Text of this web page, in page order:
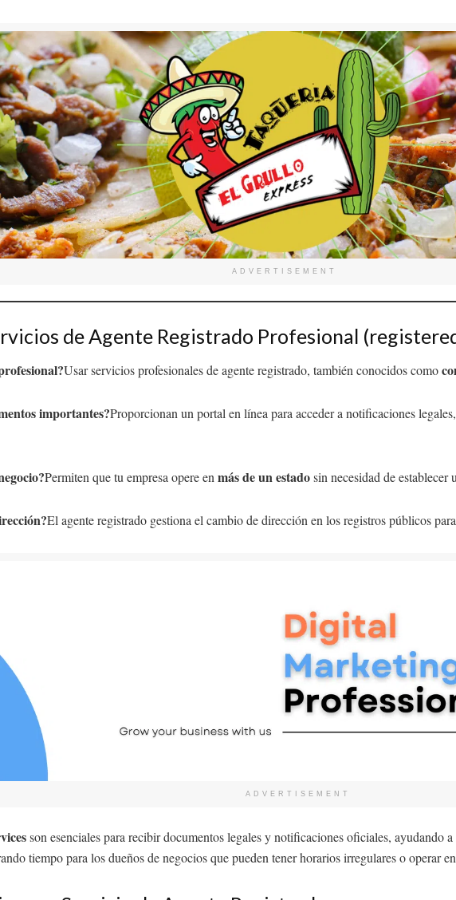
ADVERTISEMENT
de Agente Registrado Profesional
Usar servicios profesionales de agente registrado, también conocidos como
importantes?Proporcionan un portal en línea para acceder a notificaciones
Permiten que tu empresa opere enmás de un estadosin necesidad de
El agente registrado gestiona el cambio de dirección en los registros públicos
ADVERTISEMENT
son esenciales para recibir documentos legales y notificaciones oficiales, ayudando
tiempo para los dueños de negocios que pueden tener horarios irregulares o operar